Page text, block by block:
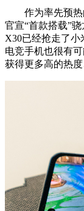
作为率先预热
官宣“首款搭载”
X30已经抢走了小
电竞手机也很有
获得更多高的热